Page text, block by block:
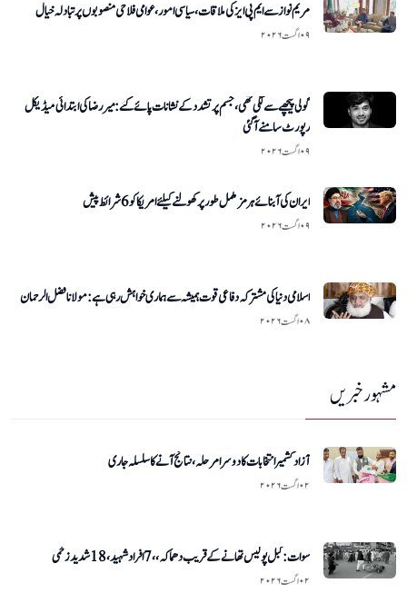
مریم نواز سے ایم پی ایز کی ملاقات، سیاسی امور، عوامی فلاحی منصوبوں پر تبادلہ خیال
۰۹ اگست ۲۰۲۶
گولی پیچھے سے لگی تھی، جسم پر تشدد کے نشانات پائے گئے: میر رضا کی ابتدائی میڈیکل
رپورٹ سامنے آگئی
۰۹ اگست ۲۰۲۶
ایران کی آبنائے ہرمز مکمل طور پر کھولنے کیلئے امریکا کو 6 شرائط پیش
۰۹ اگست ۲۰۲۶
اسلامی دنیا کی مشترکہ دفاعی قوت ہمیشہ سے ہماری خواہش رہی ہے :مولانا فضل الرحمان
۰۸ اگست ۲۰۲۶
مشہور خبریں
آزاد کشمیر انتخابات کا دوسرا مرحلہ، نتائج آنے کا سلسلہ جاری
۰۲ اگست ۲۰۲۶
سوات:کبل پولیس تھانے کے قریب دھماکہ،،7افراد شہید،18 شدید زخمی
۰۲ اگست ۲۰۲۶